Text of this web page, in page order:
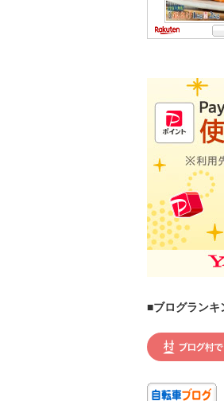
■ブログランキ